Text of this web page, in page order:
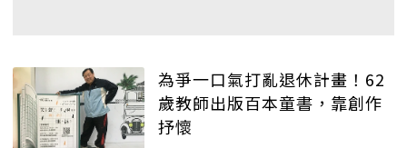
為爭一口氣打亂退休計畫！62
歲教師出版百本童書，靠創作
抒懷